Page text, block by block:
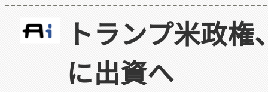
トランプ米政
に出資へ